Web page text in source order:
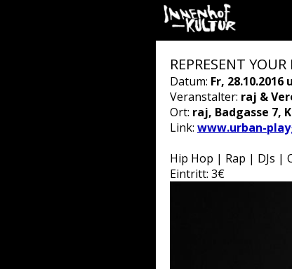
REPRESENT
Datum: Fr, 28.10.2016
Veranstalter: raj &
Ort: raj, Badgasse 7,
Link: www.urban-
Hip Hop | Rap | DJs |
Eintritt: 3€